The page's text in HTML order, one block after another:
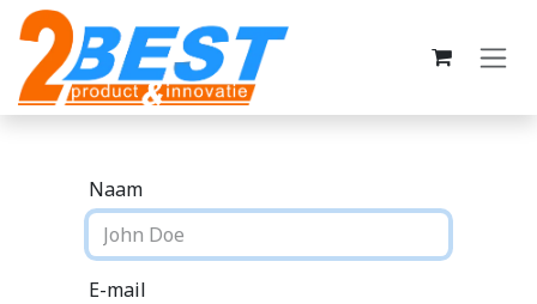
Overslaan naar inhoud
Naam
E-mail